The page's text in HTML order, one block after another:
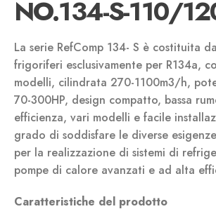
NO.134-S-110/
La serie RefComp 134- S è costituita
frigoriferi esclusivamente per R134a,
modelli, cilindrata 270-1100m3/h,
70-300HP, design compatto, bassa
efficienza, vari modelli e facile
grado di soddisfare le diverse
per la realizzazione di sistemi di
pompe di calore avanzati e ad alta
Caratteristiche del prodotto